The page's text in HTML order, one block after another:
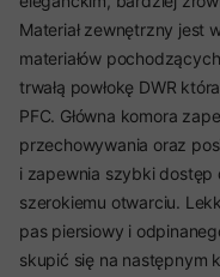
Materiał zewnętrzny jest
materiałów
trwałą powłokę DWR
PFC. Główna komora
przechowywania oraz
i zapewnia szybki
szerokiemu otwarciu.
pas piersiowy i
skupić się na następnym